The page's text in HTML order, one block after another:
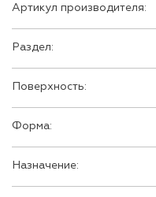
Артикул производителя:
Раздел:
Поверхность:
Форма:
Назначение: